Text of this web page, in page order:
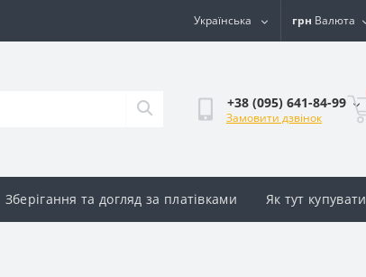
Українська грн Валюта
+38 (095) 641-84-99
Замовити дзвінок
Зберігання та догляд за платівками Як тут купувати